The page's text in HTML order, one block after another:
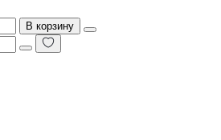
В корзину